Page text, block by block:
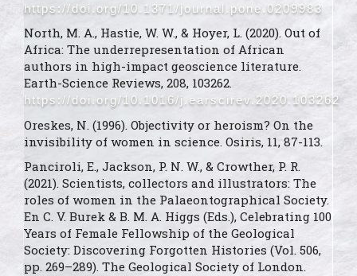
https://doi.org/10.1371/journal.pone.0209983
North, M. A., Hastie, W. W., & Hoyer, L. (2020). Out of
Africa: The underrepresentation of African
authors in high-impact geoscience literature.
Earth-Science Reviews, 208, 103262.
https://doi.org/10.1016/j.earscirev.2020.103262
Oreskes, N. (1996). Objectivity or heroism? On the
invisibility of women in science. Osiris, 11, 87-113.
Panciroli, E., Jackson, P. N. W., & Crowther, P. R.
(2021). Scientists, collectors and illustrators: The
roles of women in the Palaeontographical Society.
En C. V. Burek & B. M. A. Higgs (Eds.), Celebrating 100
Years of Female Fellowship of the Geological
Society: Discovering Forgotten Histories (Vol. 506,
pp. 269–289). The Geological Society of London.